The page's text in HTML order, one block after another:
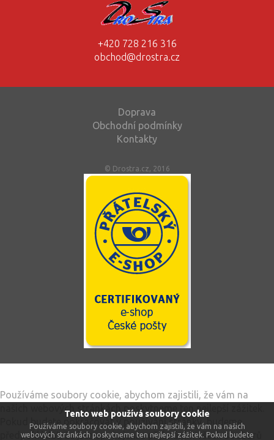
Tento web používá soubory cookie
Používáme soubory cookie, abychom zajistili, že vám na našich
webových stránkách poskytneme ten nejlepší zážitek. Pokud budete
+420 728 216 316
obchod@drostra.cz
Doprava
Obchodní podmínky
Kontakty
© Drostra.cz, 2016
Používáme soubory cookie, abychom zajistili, že vám na
našich webových stránkách poskytneme ten nejlepší zážitek.
Pokud budete pokračovat v používání stránky, budeme
předpokládat, že jste spokojeni s přijímáním všech souborů